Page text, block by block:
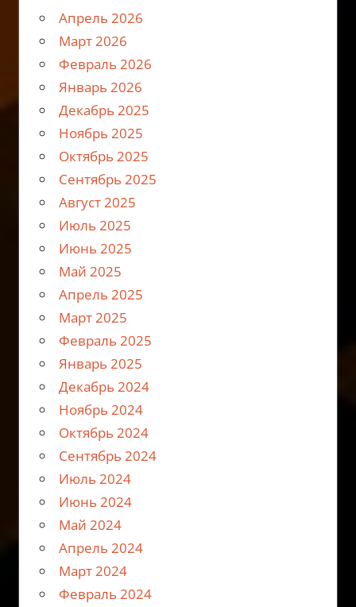
Апрель 2026
Март 2026
Февраль 2026
Январь 2026
Декабрь 2025
Ноябрь 2025
Октябрь 2025
Сентябрь 2025
Август 2025
Июль 2025
Июнь 2025
Май 2025
Апрель 2025
Март 2025
Февраль 2025
Январь 2025
Декабрь 2024
Ноябрь 2024
Октябрь 2024
Сентябрь 2024
Июль 2024
Июнь 2024
Май 2024
Апрель 2024
Март 2024
Февраль 2024